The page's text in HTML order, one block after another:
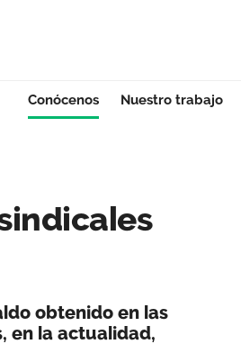
Conócenos Nuestro trabajo
obtenido en las
en la actualidad,